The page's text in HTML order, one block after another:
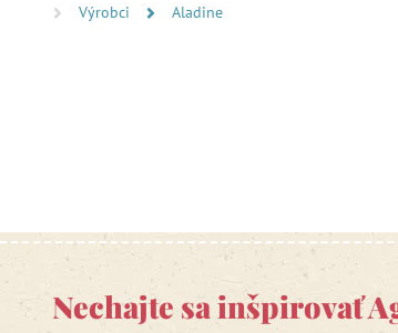
Výrobci
Aladine
Nechajte sa inšpirovať